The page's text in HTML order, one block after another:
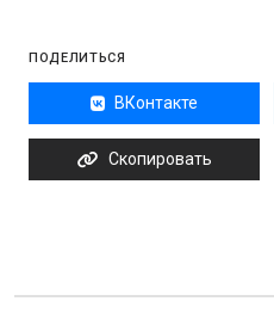
ПОДЕЛИТЬСЯ
ВКонтакте
Скопировать